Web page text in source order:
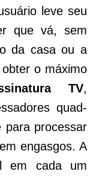
leve seu
que vá, sem
da casa ou a
o máximo
TV,
quad-
para processar
engasgos. A
em cada um